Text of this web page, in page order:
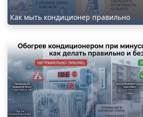
Как мыть кондиционер правильно